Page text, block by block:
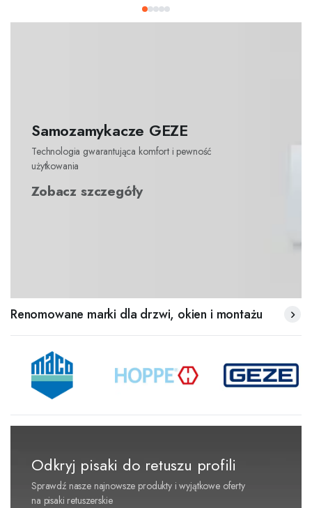
Samozamykacze GEZE
Technologia gwarantująca komfort i pewność
użytkowania
Zobacz szczegóły
Renomowane marki dla drzwi, okien i montażu
Odkryj pisaki do retuszu profili
Sprawdź nasze najnowsze produkty i wyjątkowe oferty
na pisaki retuszerskie